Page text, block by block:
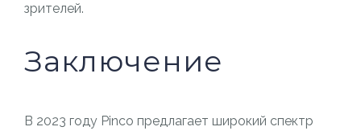
зрителей.
Заключение
В 2023 году Pinco предлагает широкий спектр